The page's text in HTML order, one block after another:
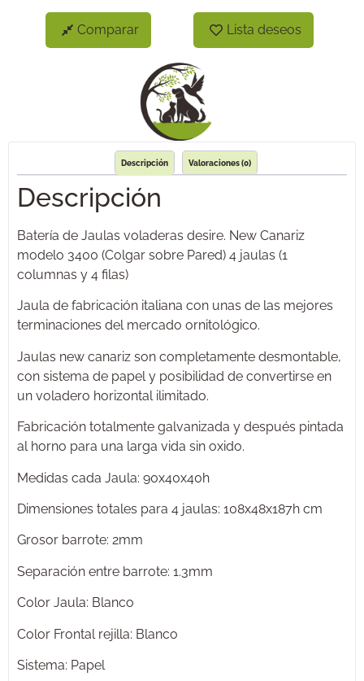
Comparar Lista deseos
Descripción Valoraciones (0)
Descripción
Batería de Jaulas voladeras desire. New Canariz
modelo 3400 (Colgar sobre Pared) 4 jaulas (1
columnas y 4 filas)
Jaula de fabricación italiana con unas de las mejores
terminaciones del mercado ornitológico.
Jaulas new canariz son completamente desmontable,
con sistema de papel y posibilidad de convertirse en
un voladero horizontal ilimitado.
Fabricación totalmente galvanizada y después pintada
al horno para una larga vida sin oxido.
Medidas cada Jaula: 90x40x40h
Dimensiones totales para 4 jaulas: 108x48x187h cm
Grosor barrote: 2mm
Separación entre barrote: 1.3mm
Color Jaula: Blanco
Color Frontal rejilla: Blanco
Sistema: Papel